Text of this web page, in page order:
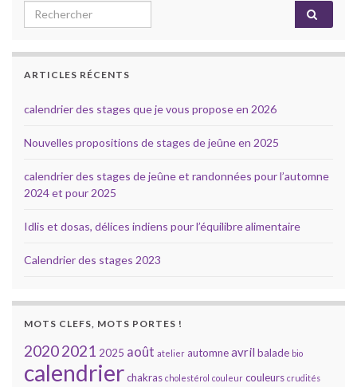
Search for:
ARTICLES RÉCENTS
calendrier des stages que je vous propose en 2026
Nouvelles propositions de stages de jeûne en 2025
calendrier des stages de jeûne et randonnées pour l’automne
2024 et pour 2025
Idlis et dosas, délices indiens pour l’équilibre alimentaire
Calendrier des stages 2023
MOTS CLEFS, MOTS PORTES !
20202021 2025 août atelier automneavril balade bio
calendrierchakras cholestérol couleur couleurs crudités